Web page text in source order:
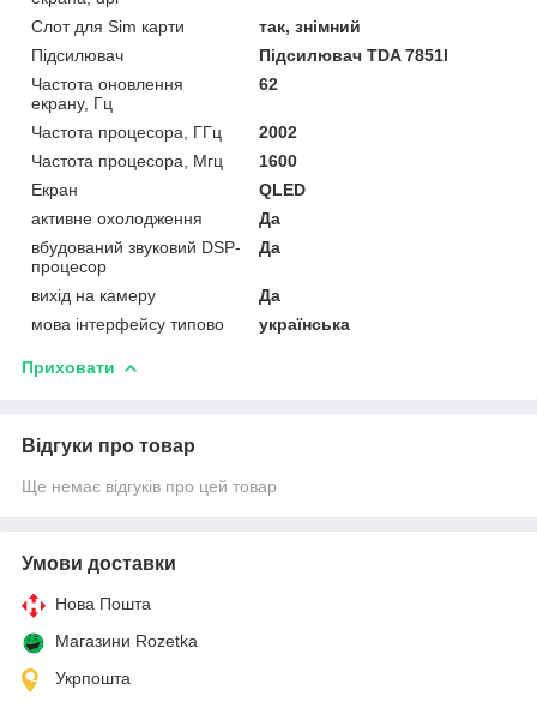
Слот для Sim карти
так, знімний
Підсилювач
Підсилювач TDA 7851l
Частота оновлення
екрану, Гц
62
Частота процесора, ГГц
2002
Частота процесора, Мгц
1600
Екран
QLED
активне охолодження
Да
вбудований звуковий DSP-
процесор
Да
вихід на камеру
Да
мова інтерфейсу типово
українська
Приховати
Відгуки про товар
Ще немає відгуків про цей товар
Умови доставки
Нова Пошта
Магазини Rozetka
Укрпошта